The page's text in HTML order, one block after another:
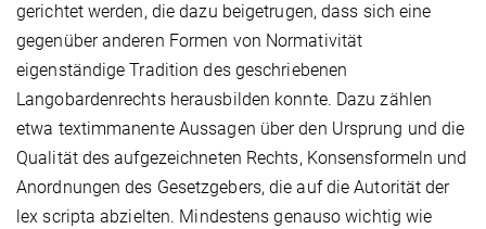
gerichtet werden, die dazu beigetrugen, dass sich eine
gegenüber anderen Formen von Normativität
eigenständige Tradition des geschriebenen
Langobardenrechts herausbilden konnte. Dazu zählen
etwa textimmanente Aussagen über den Ursprung und die
Qualität des aufgezeichneten Rechts, Konsensformeln und
Anordnungen des Gesetzgebers, die auf die Autorität der
lex scripta abzielten. Mindestens genauso wichtig wie